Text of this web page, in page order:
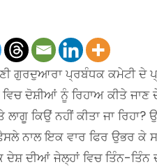
ਗੁਰਦੁਆਰਾ ਪ੍ਰਬੰਧਕ ਕਮੇਟੀ ਦੇ
ਵਿਚ ਦੋਸ਼ੀਆਂ ਨੂੰ ਰਿਹਾਅ ਕੀਤੇ
ਲਾਗੂ ਕਿਉਂ ਨਹੀਂ ਕੀਤਾ ਜਾ
ਨਾਲ ਇਕ ਵਾਰ ਫਿਰ ਉਭਰ
ਦੀਆਂ ਜੇਲ੍ਹਾਂ ਵਿਚ ਤਿੰਨ-ਤਿੰਨ